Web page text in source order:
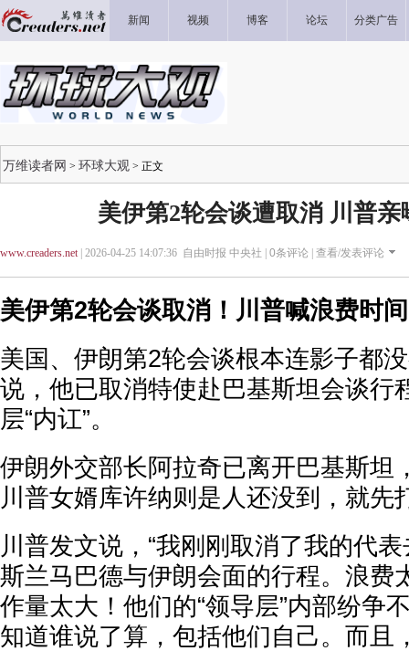
新闻 视频 博客 论坛 分类广告
万维读者网 > 环球大观 > 正文
美伊第2轮会谈遭取消 川普亲
www.creaders.net| 2026-04-25 14:07:36 自由时报 中央社 | 0条评论 | 查看/发表评论
美伊第2轮会谈取消！川普喊浪费时
美国、伊朗第2轮会谈根本连影子都
说，他已取消特使赴巴基斯坦会谈行
层“内讧”。
伊朗外交部长阿拉奇已离开巴基斯坦
川普女婿库许纳则是人还没到，就先
川普发文说，“我刚刚取消了我的代
斯兰马巴德与伊朗会面的行程。浪费
作量太大！他们的“领导层”内部纷争
知道谁说了算，包括他们自己。而且